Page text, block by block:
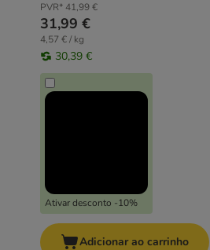
PVR*41,99 €
31,99 €
4,57 € / kg
30,39 €
Ativar desconto -10%
Adicionar ao carrinho